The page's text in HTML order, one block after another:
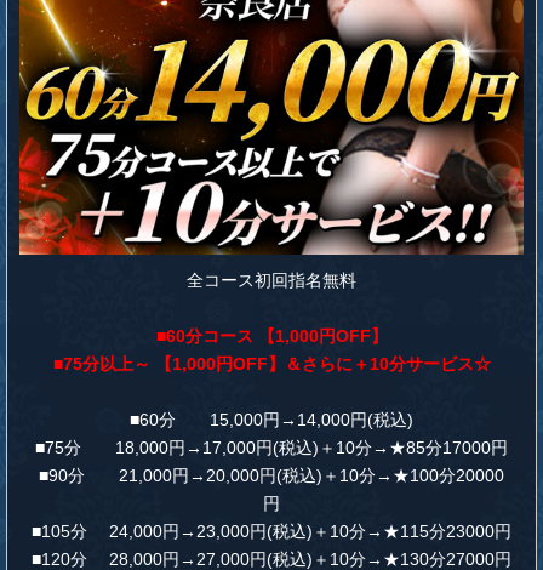
全コース初回指名無料
■60分コース 【1,000円OFF】
■75分以上～ 【1,000円OFF】＆さらに＋10分サービス☆
■60分 15,000円→14,000円(税込)
■75分 18,000円→17,000円(税込)＋10分→★85分17000円
■90分 21,000円→20,000円(税込)＋10分→★100分20000
円
■105分 24,000円→23,000円(税込)＋10分→★115分23000円
■120分 28,000円→27,000円(税込)＋10分→★130分27000円